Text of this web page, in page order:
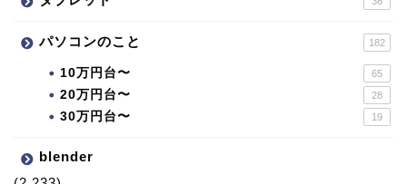
パソコンのこと 182
10万円台〜 65
20万円台〜 28
30万円台〜 19
blender